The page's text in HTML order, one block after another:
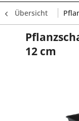
Übersicht
12 cm